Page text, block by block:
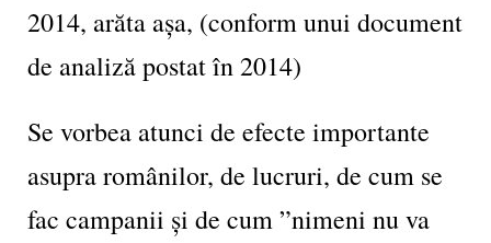
2014, arăta așa, (conform unui document
de analiză postat în 2014)
Se vorbea atunci de efecte importante
asupra românilor, de lucruri, de cum se
fac campanii și de cum ”nimeni nu va